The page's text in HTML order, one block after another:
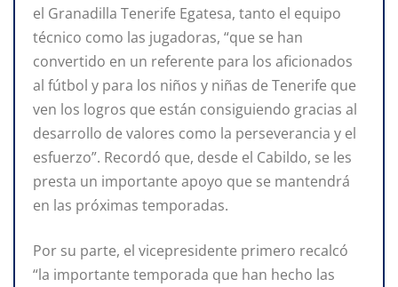
el Granadilla Tenerife Egatesa, tanto el equipo
técnico como las jugadoras, “que se han
convertido en un referente para los aficionados
al fútbol y para los niños y niñas de Tenerife que
ven los logros que están consiguiendo gracias al
desarrollo de valores como la perseverancia y el
esfuerzo”. Recordó que, desde el Cabildo, se les
presta un importante apoyo que se mantendrá
en las próximas temporadas.
Por su parte, el vicepresidente primero recalcó
“la importante temporada que han hecho las